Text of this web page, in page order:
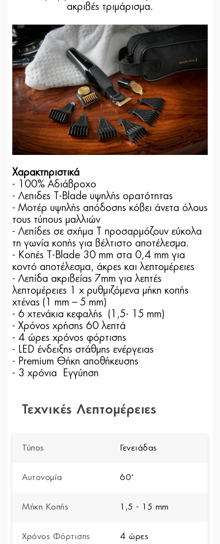
ακριβές τριμάρισμα.
Χαρακτηριστικά
- 100% Αδιάβροχο
- Λεπιδες T-Blade υψηλής ορατότητας
- Μοτέρ υψηλής απόδοσης κόβει άνετα όλους
τους τύπους μαλλιών
- Λεπίδες σε σχήμα Τ προσαρμόζουν εύκολα
τη γωνία κοπής για βέλτιστο αποτέλεσμα.
- Κοπές T-Blade 30 mm στα 0,4 mm για
κοντό αποτέλεσμα, άκρες και λεπτομέρειες
- Λεπίδα ακριβείας 7mm για λεπτές
λεπτομέρειες 1 x ρυθμιζόμενα μήκη κοπής
χτένας (1 mm – 5 mm)
- 6 χτενάκια κεφαλής (1,5- 15 mm)
- Χρόνος χρήσης 60 λεπτά
- 4 ώρες χρόνος φόρτισης
- LED ένδειξης στάθμης ενέργειας
- Premium Θήκη αποθήκευσης
- 3 χρόνια Εγγύηση
Τεχνικές Λεπτομέρειες
Τύπος Γενειάδας
Αυτονομία 60'
Μήκη Κοπής 1,5 - 15 mm
Χρόνος Φόρτισης 4 ώρες